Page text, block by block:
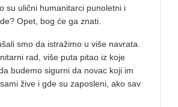
su ulični humanitarci punoletni i
Opet, bog će ga znati.
smo da istražimo u više navrata.
rad, više puta pitao iz koje
budemo sigurni da novac koji im
žive i gde su zaposleni, ako sav